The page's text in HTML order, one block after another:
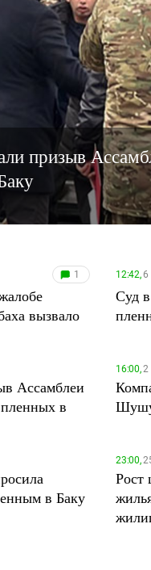
призыв
1
вызвало
12:42,6
Суд
Ассамблеи
в
16:00,2
в Баку
23:00,
Рост